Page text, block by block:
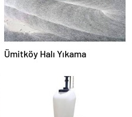
Ümitköy Halı Yıkama